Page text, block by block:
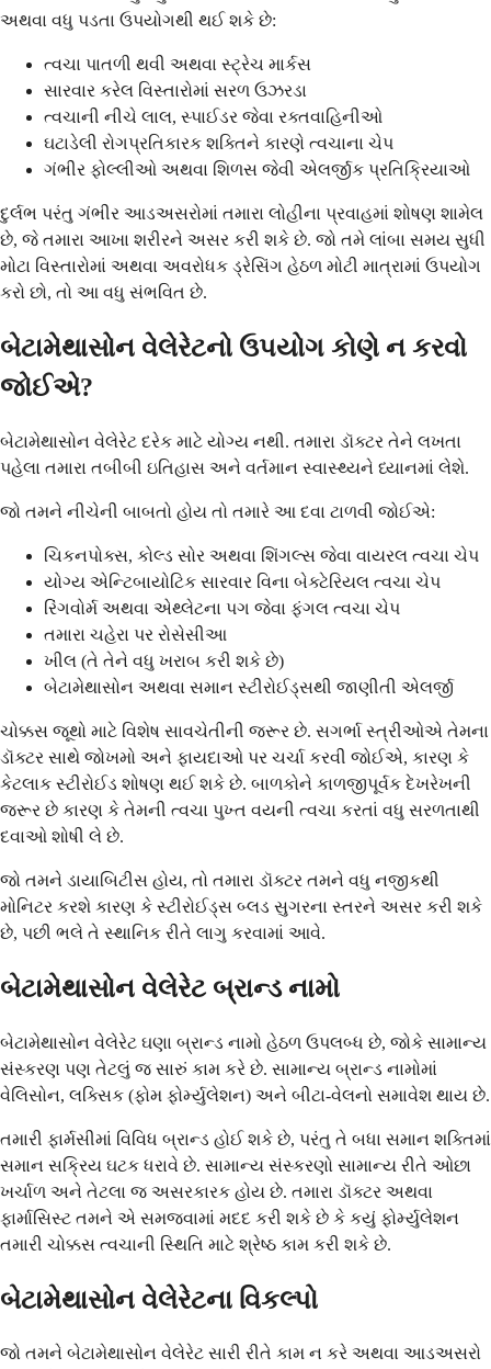
અથવા વધુ પડતા ઉપયોગથી થઈ શકે છે:
ત્વચા પાતળી થવી અથવા સ્ટ્રેચ માર્કસ
સારવાર કરેલ વિસ્તારોમાં સરળ ઉઝરડા
ત્વચાની નીચે લાલ, સ્પાઈડર જેવા રક્તવાહિનીઓ
ઘટાડેલી રોગપ્રતિકારક શક્તિને કારણે ત્વચાના ચેપ
ગંભીર ફોલ્લીઓ અથવા શિળસ જેવી એલર્જીક પ્રતિક્રિયાઓ
દુર્લભ પરંતુ ગંભીર આડઅસરોમાં તમારા લોહીના પ્રવાહમાં શોષણ શામેલ
છે, જે તમારા આખા શરીરને અસર કરી શકે છે. જો તમે લાંબા સમય સુધી
મોટા વિસ્તારોમાં અથવા અવરોધક ડ્રેસિંગ હેઠળ મોટી માત્રામાં ઉપયોગ
કરો છો, તો આ વધુ સંભવિત છે.
બેટામેથાસોન વેલેરેટનો ઉપયોગ કોણે ન કરવો
જોઈએ?
બેટામેથાસોન વેલેરેટ દરેક માટે યોગ્ય નથી. તમારા ડૉક્ટર તેને લખતા
પહેલા તમારા તબીબી ઇતિહાસ અને વર્તમાન સ્વાસ્થ્યને ધ્યાનમાં લેશે.
જો તમને નીચેની બાબતો હોય તો તમારે આ દવા ટાળવી જોઈએ:
ચિકનપોક્સ, કોલ્ડ સોર અથવા શિંગલ્સ જેવા વાયરલ ત્વચા ચેપ
યોગ્ય એન્ટિબાયોટિક સારવાર વિના બેક્ટેરિયલ ત્વચા ચેપ
રિંગવોર્મ અથવા એથ્લેટના પગ જેવા ફંગલ ત્વચા ચેપ
તમારા ચહેરા પર રોસેસીઆ
ખીલ (તે તેને વધુ ખરાબ કરી શકે છે)
બેટામેથાસોન અથવા સમાન સ્ટીરોઈડ્સથી જાણીતી એલર્જી
ચોક્કસ જૂથો માટે વિશેષ સાવચેતીની જરૂર છે. સગર્ભા સ્ત્રીઓએ તેમના
ડૉક્ટર સાથે જોખમો અને ફાયદાઓ પર ચર્ચા કરવી જોઈએ, કારણ કે
કેટલાક સ્ટીરોઈડ શોષણ થઈ શકે છે. બાળકોને કાળજીપૂર્વક દેખરેખની
જરૂર છે કારણ કે તેમની ત્વચા પુખ્ત વયની ત્વચા કરતાં વધુ સરળતાથી
દવાઓ શોષી લે છે.
જો તમને ડાયાબિટીસ હોય, તો તમારા ડૉક્ટર તમને વધુ નજીકથી
મોનિટર કરશે કારણ કે સ્ટીરોઈડ્સ બ્લડ સુગરના સ્તરને અસર કરી શકે
છે, પછી ભલે તે સ્થાનિક રીતે લાગુ કરવામાં આવે.
બેટામેથાસોન વેલેરેટ બ્રાન્ડ નામો
બેટામેથાસોન વેલેરેટ ઘણા બ્રાન્ડ નામો હેઠળ ઉપલબ્ધ છે, જોકે સામાન્ય
સંસ્કરણ પણ તેટલું જ સારું કામ કરે છે. સામાન્ય બ્રાન્ડ નામોમાં
વેલિસોન, લક્સિક (ફોમ ફોર્મ્યુલેશન) અને બીટા-વેલનો સમાવેશ થાય છે.
તમારી ફાર્મસીમાં વિવિધ બ્રાન્ડ હોઈ શકે છે, પરંતુ તે બધા સમાન શક્તિમાં
સમાન સક્રિય ઘટક ધરાવે છે. સામાન્ય સંસ્કરણો સામાન્ય રીતે ઓછા
ખર્ચાળ અને તેટલા જ અસરકારક હોય છે. તમારા ડૉક્ટર અથવા
ફાર્માસિસ્ટ તમને એ સમજવામાં મદદ કરી શકે છે કે કયું ફોર્મ્યુલેશન
તમારી ચોક્કસ ત્વચાની સ્થિતિ માટે શ્રેષ્ઠ કામ કરી શકે છે.
બેટામેથાસોન વેલેરેટના વિકલ્પો
જો તમને બેટામેથાસોન વેલેરેટ સારી રીતે કામ ન કરે અથવા આડઅસરો